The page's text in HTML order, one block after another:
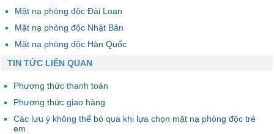
Mặt nạ phòng độc Đài Loan
Mặt nạ phòng độc Nhật Bản
Mặt nạ phòng độc Hàn Quốc
TIN TỨC LIÊN QUAN
Phương thức thanh toán
Phương thức giao hàng
Các lưu ý không thể bỏ qua khi lựa chọn mặt nạ phòng độc trẻ
em